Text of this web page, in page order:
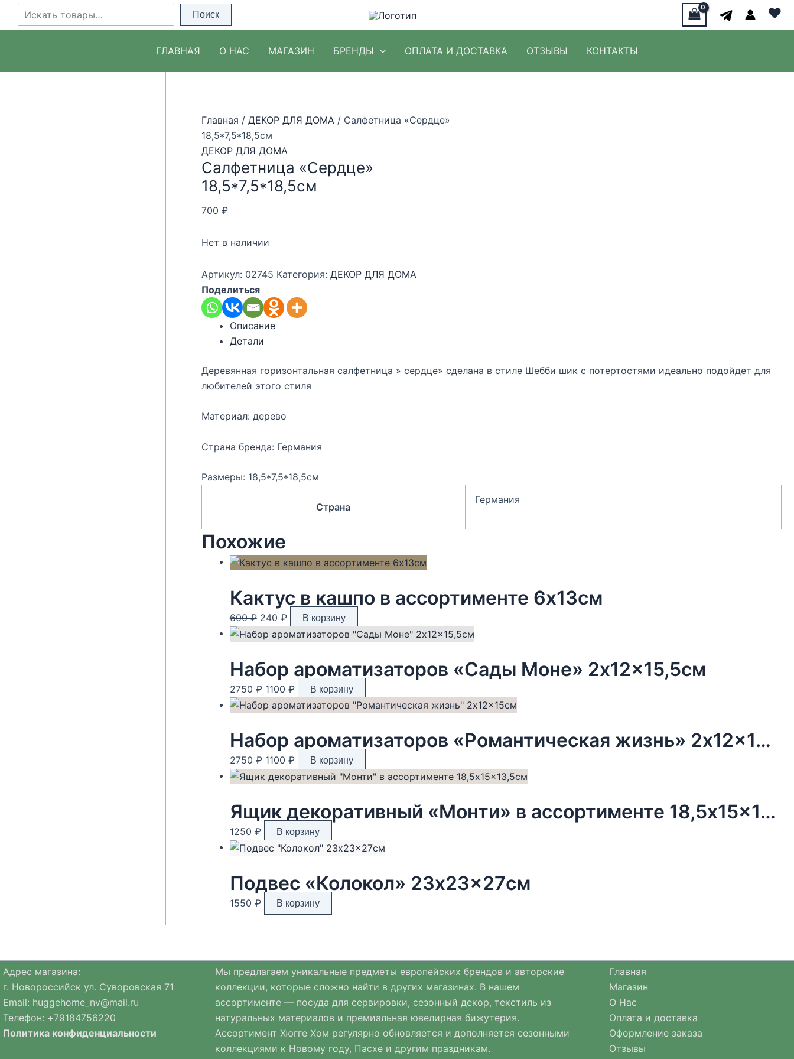
Перейти
Поиск Поиск ♥
ГЛАВНАЯ О НАС МАГАЗИН БРЕНДЫ ОПЛАТА И ДОСТАВКА ОТЗЫВЫ КОНТАКТЫ
Главная / ДЕКОР ДЛЯ ДОМА / Салфетница «Сердце»
18,5*7,5*18,5см
ДЕКОР ДЛЯ ДОМА
Салфетница «Сердце»
18,5*7,5*18,5см
700 ₽
Нет в наличии
Артикул: 02745 Категория: ДЕКОР ДЛЯ ДОМА
Поделиться
Описание
Детали
Деревянная горизонтальная салфетница » сердце» сделана в стиле Шебби шик с потертостями идеально подойдет для
любителей этого стиля
Материал: дерево
Страна бренда: Германия
Размеры: 18,5*7,5*18,5см
Страна
Германия
Похожие
Распродажа!
Распродажа!
Кактус в кашпо в ассортименте 6х13см
600₽ Первоначальная
цена
600 ₽.
240 ₽Текущая
цена:
В корзину
Распродажа!
Распродажа!
Набор ароматизаторов «Сады Моне» 2x12x15,5см
2750₽ Первоначальная
цена
2750 ₽.
1100 ₽Текущая
цена:
В корзину
Распродажа!
Распродажа!
Набор ароматизаторов «Романтическая жизнь» 2x12x15см
2750₽ Первоначальная
цена
2750 ₽.
1100 ₽Текущая
цена:
В корзину
Ящик декоративный «Монти» в ассортименте 18,5x15x13,5см
1250 ₽ В корзину
Подвес «Колокол» 23x23x27см
1550 ₽ В корзину
Адрес магазина:
г. Новороссийск ул. Суворовская 71
Email: huggehome_nv@mail.ru
Телефон: +79184756220
Политика конфиденциальности
Мы предлагаем уникальные предметы европейских брендов и авторские
коллекции, которые сложно найти в других магазинах. В нашем
ассортименте — посуда для сервировки, сезонный декор, текстиль из
натуральных материалов и премиальная ювелирная бижутерия.
Ассортимент Хюгге Хом регулярно обновляется и дополняется сезонными
коллекциями к Новому году, Пасхе и другим праздникам.
Главная
Магазин
О Нас
Оплата и доставка
Оформление заказа
Отзывы